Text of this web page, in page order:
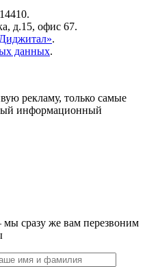
д.15, офис 67.
.
данных.
рекламу, только самые
информационный
сразу же вам перезвоним